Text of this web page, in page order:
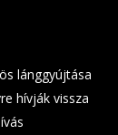
lánggyújtása
hívják vissza